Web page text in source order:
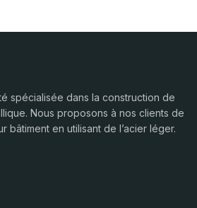
spécialisée dans la construction de
Nous proposons à nos clients de
bâtiment en utilisant de l’acier léger.